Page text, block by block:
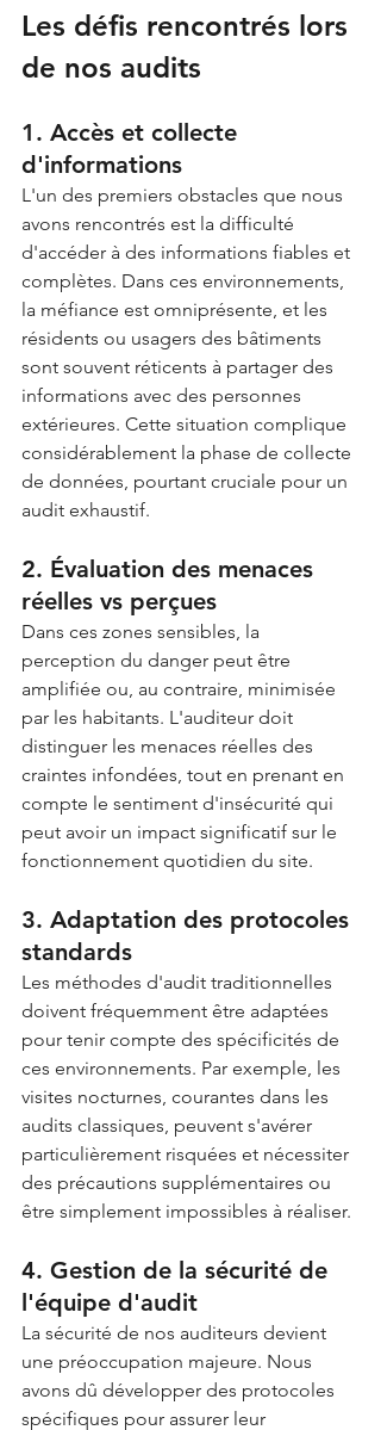
Les défis rencontrés lors
de nos audits
1. Accès et collecte
d'informations
L'un des premiers obstacles que nous
avons rencontrés est la difficulté
d'accéder à des informations fiables et
complètes. Dans ces environnements,
la méfiance est omniprésente, et les
résidents ou usagers des bâtiments
sont souvent réticents à partager des
informations avec des personnes
extérieures. Cette situation complique
considérablement la phase de collecte
de données, pourtant cruciale pour un
audit exhaustif.
2. Évaluation des menaces
réelles vs perçues
Dans ces zones sensibles, la
perception du danger peut être
amplifiée ou, au contraire, minimisée
par les habitants. L'auditeur doit
distinguer les menaces réelles des
craintes infondées, tout en prenant en
compte le sentiment d'insécurité qui
peut avoir un impact significatif sur le
fonctionnement quotidien du site.
3. Adaptation des protocoles
standards
Les méthodes d'audit traditionnelles
doivent fréquemment être adaptées
pour tenir compte des spécificités de
ces environnements. Par exemple, les
visites nocturnes, courantes dans les
audits classiques, peuvent s'avérer
particulièrement risquées et nécessiter
des précautions supplémentaires ou
être simplement impossibles à réaliser.
4. Gestion de la sécurité de
l'équipe d'audit
La sécurité de nos auditeurs devient
une préoccupation majeure. Nous
avons dû développer des protocoles
spécifiques pour assurer leur